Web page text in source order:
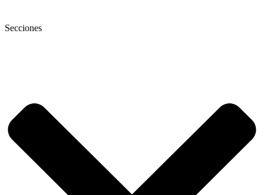
Secciones